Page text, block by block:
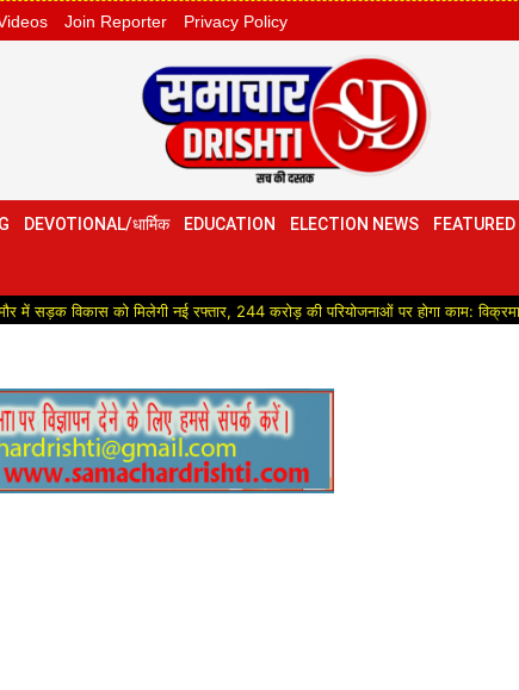
Join Reporter Privacy Policy
DEVOTIONAL/धार्मिक EDUCATION ELECTION NEWS FEATURED
को मिलेगी नई रफ्तार, 244 करोड़ की परियोजनाओं पर होगा काम: विक्रमादित्य सिंह